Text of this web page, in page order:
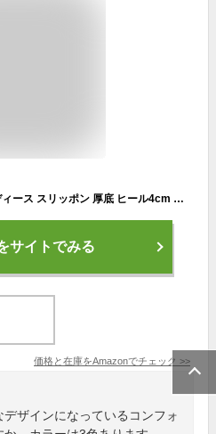
Generic 外反母趾 シューズ レディース スリッポン 厚底 ヒール4cm 夏 通気性 コンフォートシューズ 靴 軽量 軽い 反母趾 ローヒール 厚底スニーカー ホワイト 身長アップ おしゃれ 防滑 春 夏 秋 痛くない 防水 歩きやすい 疲れない
サイトでみる
価格と在庫をAmazonでチェック >>
ザインになっているコンフォ